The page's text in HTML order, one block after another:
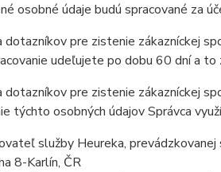
osobné údaje budú spracované za
dotazníkov pre zistenie zákazníckej
udeľujete po dobu 60 dnía to
dotazníkov pre zistenie zákazníckej
týchto osobných údajov Správca
služby Heureka,
8-Karlín, ČR